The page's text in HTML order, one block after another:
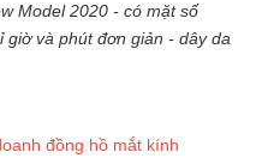
Model 2020 - có mặt số
và phút đơn giản - dây da
đồng hồ mắt kính